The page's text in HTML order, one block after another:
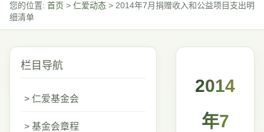
您的位置: 首页 > 仁爱动态 > 2014年7月捐赠收入和公益项目支出明
细清单
栏目导航
> 仁爱基金会
> 基金会章程
2014
年7